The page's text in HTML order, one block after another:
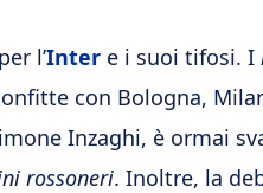
l’Inter e i suoi tifosi. I
con Bologna,
Inzaghi, è ormai
rossoneri. Inoltre, la